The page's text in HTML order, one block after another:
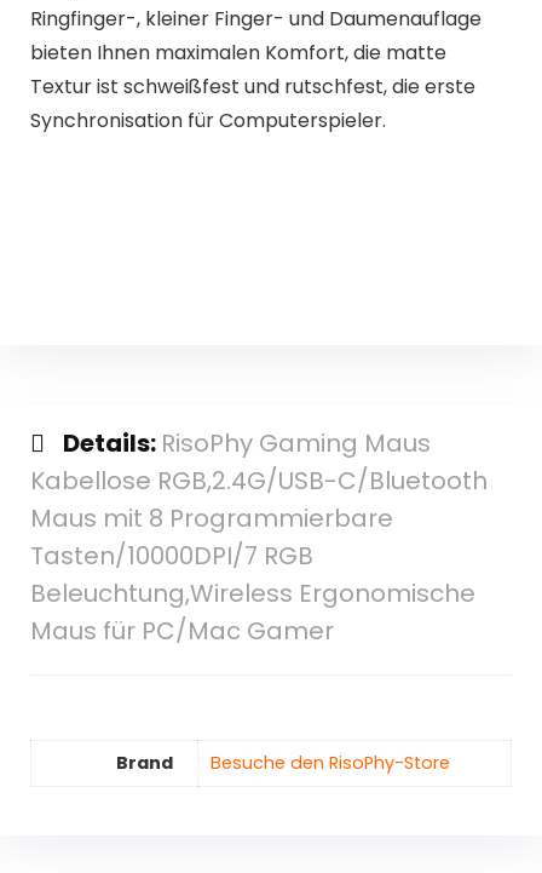
Ringfinger-, kleiner Finger- und Daumenauflage
bieten Ihnen maximalen Komfort, die matte
Textur ist schweißfest und rutschfest, die erste
Synchronisation für Computerspieler.
Details: RisoPhy Gaming Maus
Kabellose RGB,2.4G/USB-C/Bluetooth
Maus mit 8 Programmierbare
Tasten/10000DPI/7 RGB
Beleuchtung,Wireless Ergonomische
Maus für PC/Mac Gamer
Brand Besuche den RisoPhy-Store